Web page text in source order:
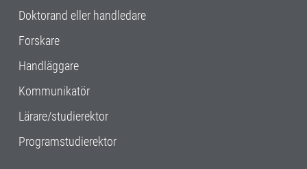
Doktorand eller handledare
Forskare
Handläggare
Kommunikatör
Lärare/studierektor
Programstudierektor